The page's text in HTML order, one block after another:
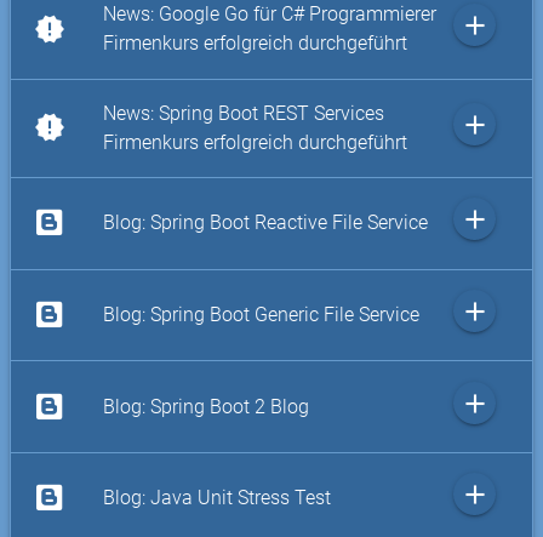
new_releases
News: Google Go für C# Programmierer
Firmenkurs erfolgreich durchgeführt
add
new_releases
News: Spring Boot REST Services
Firmenkurs erfolgreich durchgeführt
add
Blog: Spring Boot Reactive File Service add
Blog: Spring Boot Generic File Service add
Blog: Spring Boot 2 Blog add
Blog: Java Unit Stress Test add